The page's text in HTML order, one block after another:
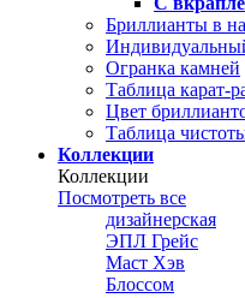
Бриллианты в
Огранка камней
Таблица карат-
Цвет
Таблица
Коллекции
Коллекции
Посмотреть все
дизайнерская
ЭПЛ Грейс
Маст Хэв
Блоссом